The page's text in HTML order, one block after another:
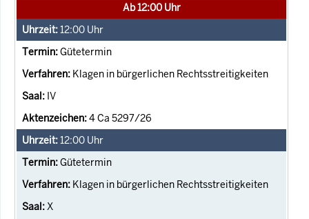
Ab 12:00 Uhr
12:00 Uhr
Gütetermin
Klagen in bürgerlichen Rechtsstreitigkeiten
IV
4 Ca 5297/26
12:00 Uhr
Gütetermin
Klagen in bürgerlichen Rechtsstreitigkeiten
X